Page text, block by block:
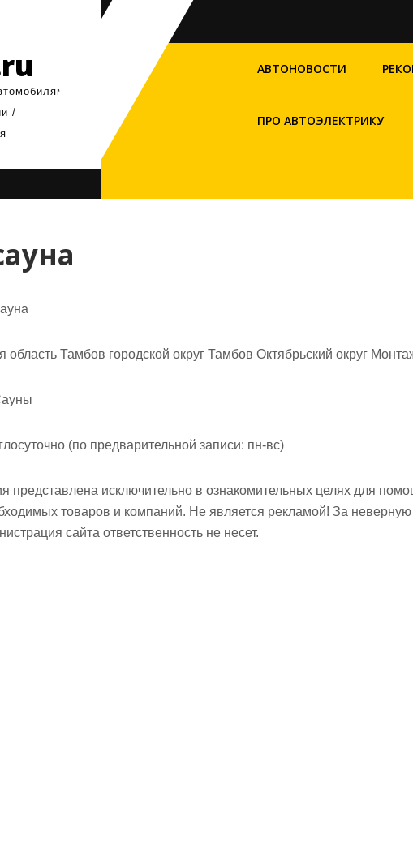
/
/
АВТОНОВОСТИ
ПРО АВТОЭЛЕКТРИКУ
область Тамбов городской округ Тамбов Октябрьский округ
(по предварительной записи: пн-вс)
представлена исключительно в ознакомительных целях для
товаров и компаний. Не является рекламой! За
сайта ответственность не несет.